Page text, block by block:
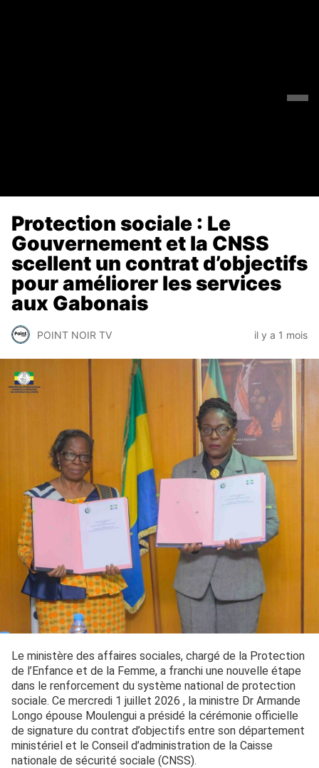
Protection sociale : Le
Gouvernement et la CNSS
scellent un contrat d’objectifs
pour améliorer les services
aux Gabonais
POINT NOIR TV il y a 1 mois
Le ministère des affaires sociales, chargé de la Protection
de l’Enfance et de la Femme, a franchi une nouvelle étape
dans le renforcement du système national de protection
sociale. Ce mercredi 1 juillet 2026 , la ministre Dr Armande
Longo épouse Moulengui a présidé la cérémonie officielle
de signature du contrat d’objectifs entre son département
ministériel et le Conseil d’administration de la Caisse
nationale de sécurité sociale (CNSS).